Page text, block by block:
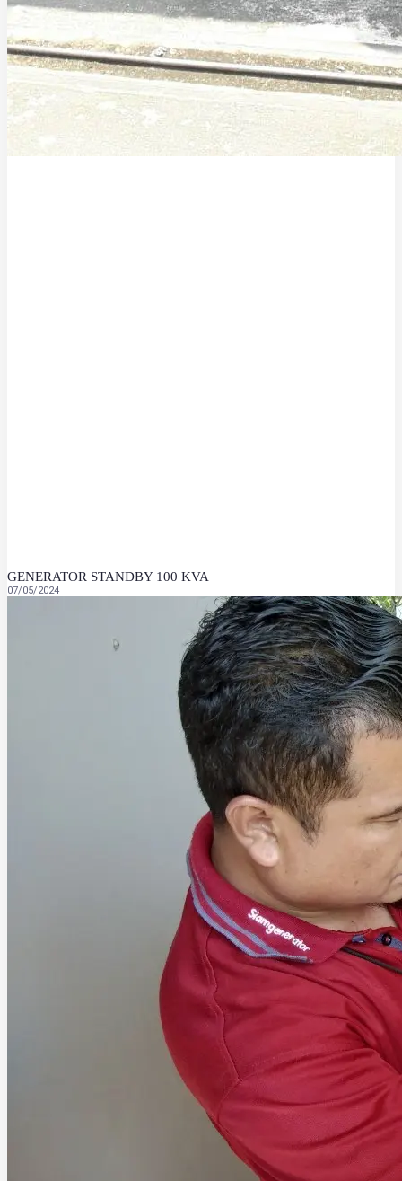
GENERATOR STANDBY 100 KVA
07/05/2024